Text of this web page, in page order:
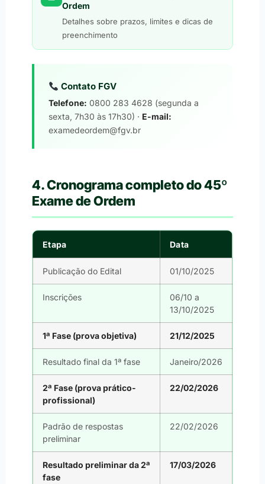
Ordem
Detalhes sobre prazos, limites e dicas de
preenchimento
Contato FGV
Telefone: 0800 283 4628 (segunda a
sexta, 7h30 às 17h30) · E-mail:
examedeordem@fgv.br
4. Cronograma completo do 45º
Exame de Ordem
Etapa Data
Publicação do Edital 01/10/2025
Inscrições
06/10 a
13/10/2025
1ª Fase (prova objetiva) 21/12/2025
Resultado final da 1ª fase Janeiro/2026
2ª Fase (prova prático-
profissional)
22/02/2026
Padrão de respostas
preliminar
22/02/2026
Resultado preliminar da 2ª
fase
17/03/2026